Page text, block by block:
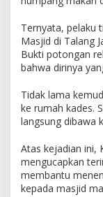
Ternyata, pelaku
Masjid di Talang
Bukti potongan
bahwa dirinya
Tidak lama
ke rumah kades.
langsung dibawa
Atas kejadian ini,
mengucapkan
membantu
kepada masjid